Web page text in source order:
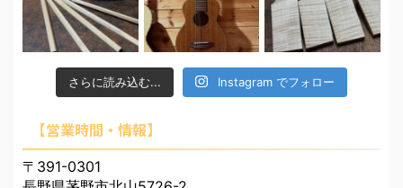
さらに読み込む... Instagram でフォロー
【営業時間・情報】
〒391-0301